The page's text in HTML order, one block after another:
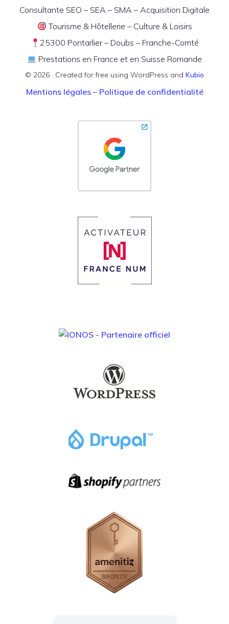
Consultante SEO – SEA – SMA – Acquisition Digitale
Tourisme & Hôtellerie – Culture & Loisirs
25300 Pontarlier – Doubs – Franche-Comté
Prestations en France et en Suisse Romande
© 2026 . Created for free using WordPress and Kubio
Mentions légales– Politique de confidentialité